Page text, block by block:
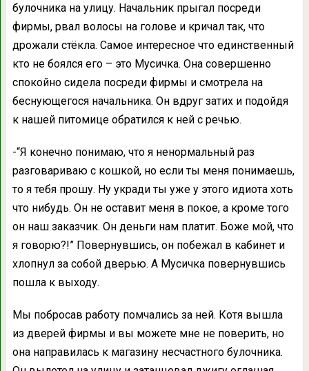
булочника на улицу. Начальник прыгал посреди
фирмы, рвал волосы на голове и кричал так, что
дрожали стёкла. Самое интересное что единственный
кто не боялся его – это Мусичка. Она совершенно
спокойно сидела посреди фирмы и смотрела на
беснующегося начальника. Он вдруг затих и подойдя
к нашей питомице обратился к ней с речью.
-“Я конечно понимаю, что я ненормальный раз
разговариваю с кошкой, но если ты меня понимаешь,
то я тебя прошу. Ну укради ты уже у этого идиота хоть
что нибудь. Он не оставит меня в покое, а кроме того
он наш заказчик. Он деньги нам платит. Боже мой, что
я говорю?!” Повернувшись, он побежал в кабинет и
хлопнул за собой дверью. А Мусичка повернувшись
пошла к выходу.
Мы побросав работу помчались за ней. Котя вышла
из дверей фирмы и вы можете мне не поверить, но
она направилась к магазину несчастного булочника.